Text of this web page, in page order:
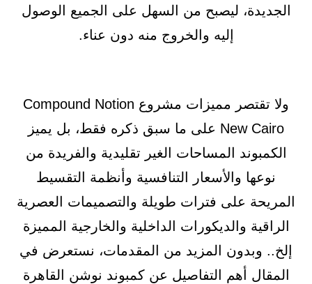
الجديدة، ليصبح من السهل على الجميع الوصول
إليه والخروج منه دون عناء.
ولا تقتصر مميزات مشروع Compound Notion
New Cairo على ما سبق ذكره فقط، بل يميز
الكمبوند المساحات الغير تقليدية والفريدة من
نوعها والأسعار التنافسية وأنظمة التقسيط
المريحة على فترات طويلة والتصميمات العصرية
الراقية والديكورات الداخلية والخارجية المميزة
إلخ.. وبدون المزيد من المقدمات، نستعرض في
المقال أهم التفاصيل عن كمبوند نوشن القاهرة